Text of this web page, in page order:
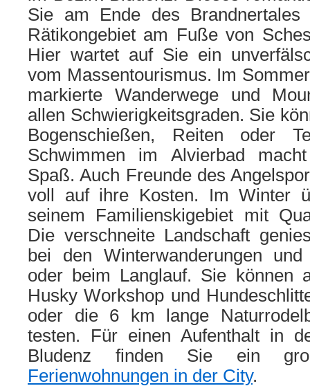
Sie am Ende des Brandnertales
Rätikongebiet am Fuße von
Hier wartet auf Sie ein
vom Massentourismus. Im
markierte Wanderwege und
allen Schwierigkeitsgraden. Sie
Bogenschießen, Reiten oder
Schwimmen im Alvierbad
Spaß. Auch Freunde des
voll auf ihre Kosten. Im Winter
seinem Familienskigebiet mit
Die verschneite Landschaft
bei den Winterwanderungen und
oder beim Langlauf. Sie können
Husky Workshop und
oder die 6 km lange
testen. Für einen Aufenthalt in
Bludenz finden Sie ein
Ferienwohnungen in der City.